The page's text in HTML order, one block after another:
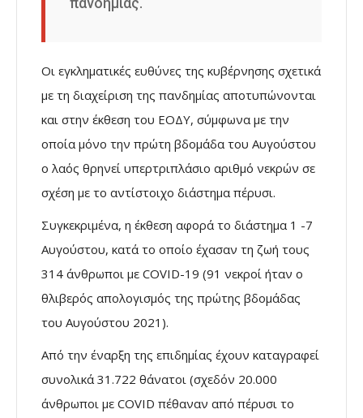
Οι εγκληματικές ευθύνες της κυβέρνησης σχετικά
με τη διαχείριση της πανδημίας αποτυπώνονται
και στην έκθεση του ΕΟΔΥ, σύμφωνα με την
οποία μόνο την πρώτη βδομάδα του Αυγούστου
ο λαός θρηνεί υπερτριπλάσιο αριθμό νεκρών σε
σχέση με το αντίστοιχο διάστημα πέρυσι.
Συγκεκριμένα, η έκθεση αφορά το διάστημα 1 -7
Αυγούστου, κατά το οποίο έχασαν τη ζωή τους
314 άνθρωποι με COVID-19 (91 νεκροί ήταν ο
θλιβερός απολογισμός της πρώτης βδομάδας
του Αυγούστου 2021).
Από την έναρξη της επιδημίας έχουν καταγραφεί
συνολικά 31.722 θάνατοι (σχεδόν 20.000
άνθρωποι με COVID πέθαναν από πέρυσι το